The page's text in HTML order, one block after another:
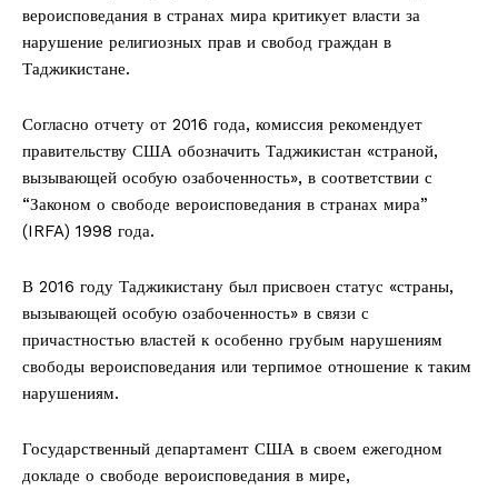
вероисповедания в странах мира критикует власти за
нарушение религиозных прав и свобод граждан в
Таджикистане.
Согласно отчету от 2016 года, комиссия рекомендует
правительству США обозначить Таджикистан «страной,
вызывающей особую озабоченность», в соответствии с
“Законом о свободе вероисповедания в странах мира”
(IRFA) 1998 года.
В 2016 году Таджикистану был присвоен статус «страны,
вызывающей особую озабоченность» в связи с
причастностью властей к особенно грубым нарушениям
свободы вероисповедания или терпимое отношение к таким
нарушениям.
Государственный департамент США в своем ежегодном
докладе о свободе вероисповедания в мире,